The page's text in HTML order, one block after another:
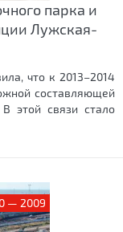
парка и
Лужская-
что к 2013–2014
составляющей
этой связи стало
— 2009